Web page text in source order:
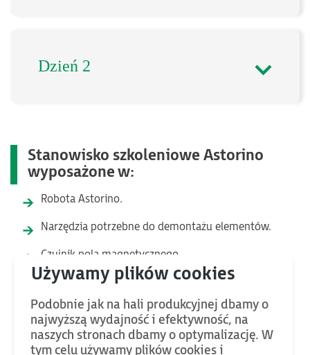
Dzień 2
Stanowisko szkoleniowe Astorino
wyposażone w:
Robota Astorino.
Narzędzia potrzebne do demontażu elementów.
Czujnik pola magnetycznego.
Części zamienne oraz elementy montażowe.
Lutownicę.
Podobnie jak na hali produkcyjnej dbamy o
najwyższą wydajność i efektywność, na
naszych stronach dbamy o optymalizację. W
tym celu używamy plików cookies i